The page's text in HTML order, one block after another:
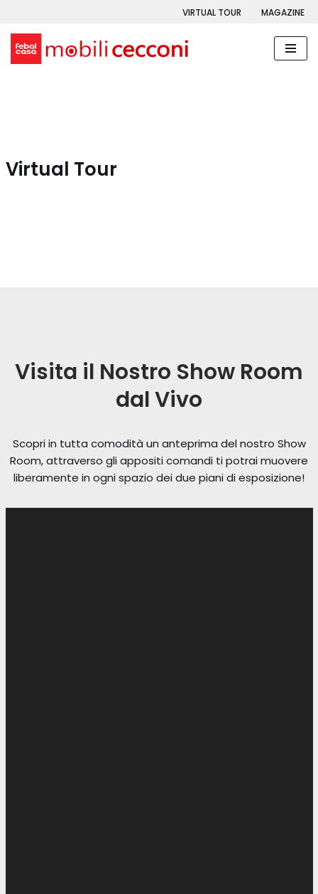
Vai
al
VIRTUAL TOUR MAGAZINE
Virtual Tour
Visita il Nostro Show Room
dal Vivo
Scopri in tutta comodità un anteprima del nostro Show
Room, attraverso gli appositi comandi ti potrai muovere
liberamente in ogni spazio dei due piani di esposizione!